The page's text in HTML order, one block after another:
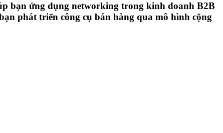
bạn ứng dụng networking trong kinh doanh B2B
phát triển công cụ bán hàng qua mô hình cộng